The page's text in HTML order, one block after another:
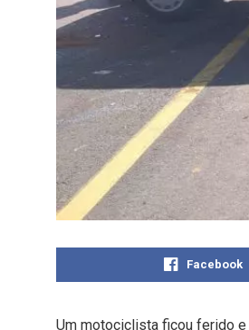
Facebook
Um motociclista ficou ferido